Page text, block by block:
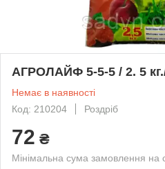
АГРОЛАЙФ 5-5-5 / 2. 5
Немає в наявності
Код: 210204
Роздріб
72 ₴
Мінімальна сума замовлення на